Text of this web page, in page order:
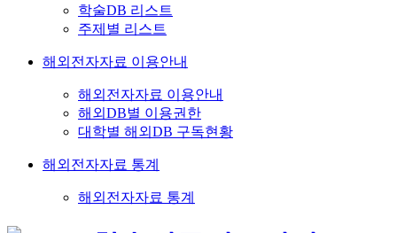
학술DB 리스트
주제별 리스트
해외전자자료 이용안내
해외전자자료 이용안내
해외DB별 이용권한
대학별 해외DB 구독현황
해외전자자료 통계
해외전자자료 통계